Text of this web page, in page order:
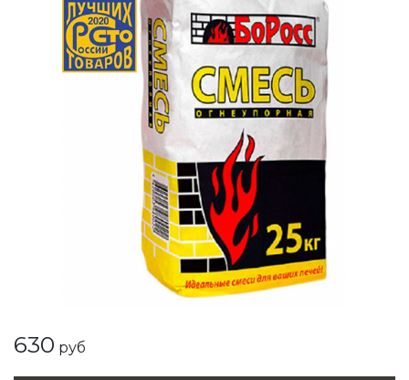
630 руб